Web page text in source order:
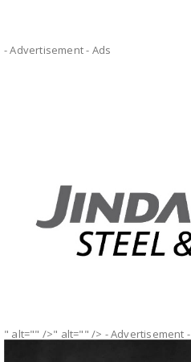
- Advertisement - Ads
" alt="" />" alt="" /> - Advertisement -